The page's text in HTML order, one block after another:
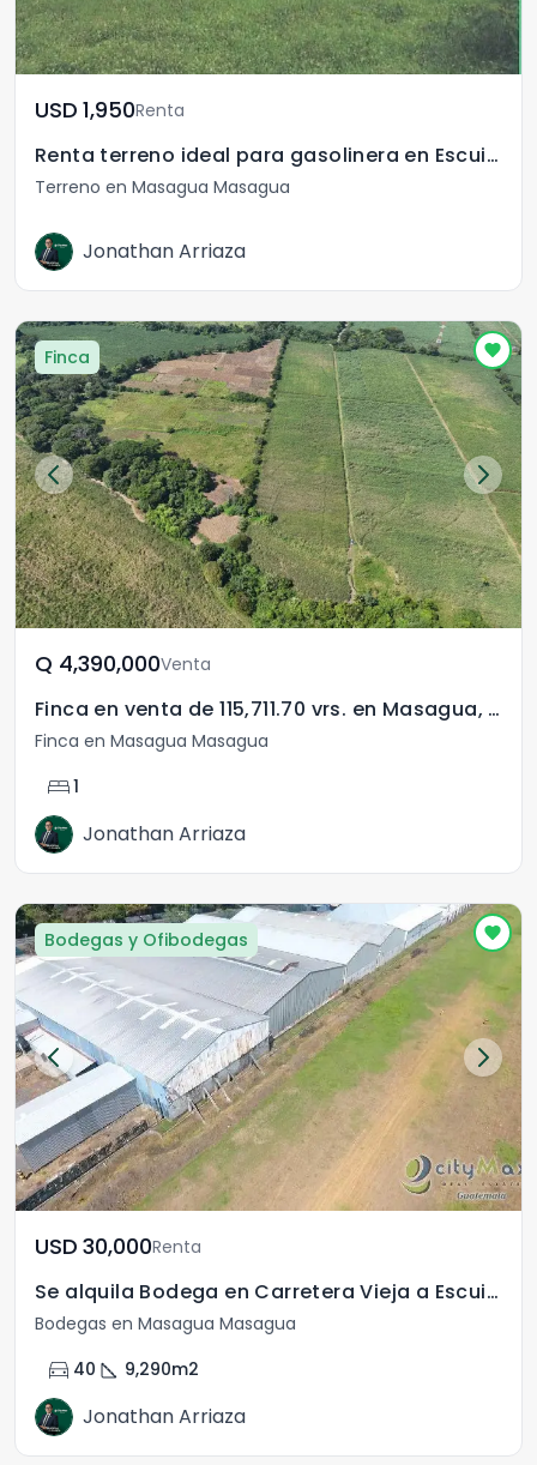
USD	1,950Renta
Renta terreno ideal para gasolinera en Escuintla
Terreno en Masagua Masagua
Jonathan Arriaza
Finca
Q	4,390,000Venta
Finca en venta de 115,711.70 vrs. en Masagua, Escuintla
Finca en Masagua Masagua
bed1
Jonathan Arriaza
Bodegas y Ofibodegas
USD	30,000Renta
Se alquila Bodega en Carretera Vieja a Escuintla
Bodegas en Masagua Masagua
directions_car 40 square_foot 9,290m2
Jonathan Arriaza